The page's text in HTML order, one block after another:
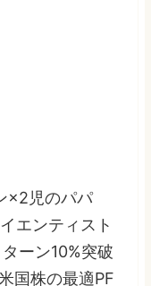
×2児のパパ
エンティスト
ーン10%突破
国株の最適PF